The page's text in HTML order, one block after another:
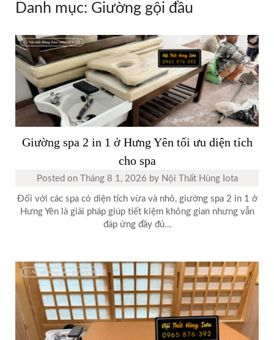
Danh mục: Giường gội đầu
Giường spa 2 in 1 ở Hưng Yên tối ưu diện tích
cho spa
Posted on Tháng 8 1, 2026 by Nội Thất Hùng Iota
Đối với các spa có diện tích vừa và nhỏ, giường spa 2 in 1 ở
Hưng Yên là giải pháp giúp tiết kiệm không gian nhưng vẫn
đáp ứng đầy đủ…